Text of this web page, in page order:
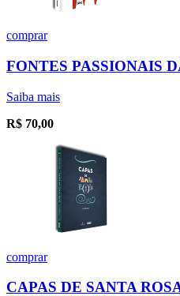
comprar
FONTES PASSIONAIS
Saiba mais
R$ 70,00
comprar
CAPAS DE SANTA